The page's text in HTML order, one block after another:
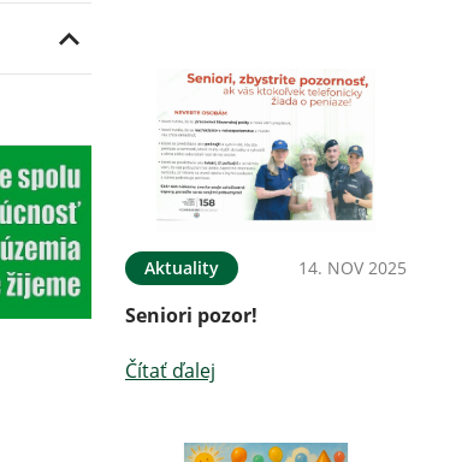
Aktuality 14. NOV 2025
Seniori pozor!
Čítať ďalej